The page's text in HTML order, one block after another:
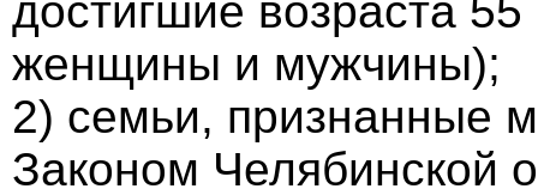
достигшие возраста
женщины и мужчины);
2) семьи, признанные
Законом Челябинской